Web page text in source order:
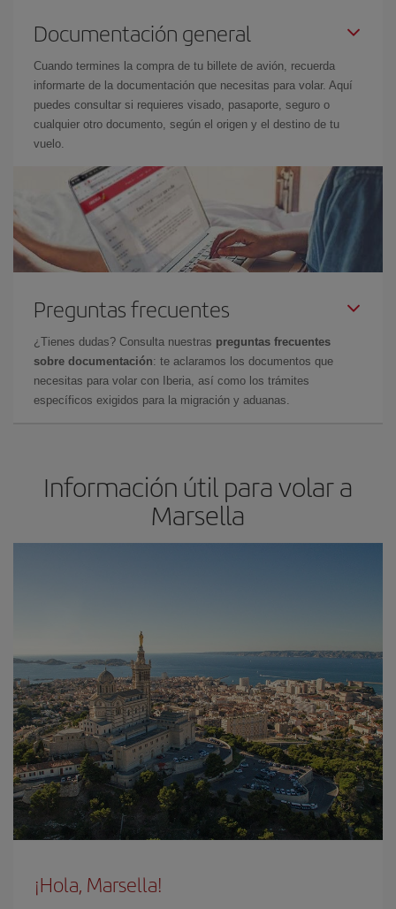
Documentación general
Cuando termines la compra de tu billete de avión, recuerda
informarte de la documentación que necesitas para volar. Aquí
puedes consultar si requieres visado, pasaporte, seguro o
cualquier otro documento, según el origen y el destino de tu
vuelo.
Preguntas frecuentes
¿Tienes dudas? Consulta nuestras preguntas frecuentes
sobre documentación: te aclaramos los documentos que
necesitas para volar con Iberia, así como los trámites
específicos exigidos para la migración y aduanas.
Información útil para volar a
Marsella
¡Hola, Marsella!